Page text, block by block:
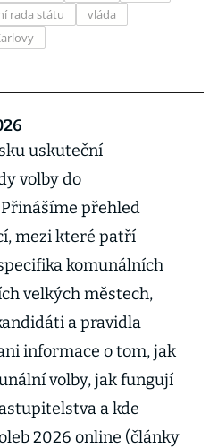
rada státu
vláda
uskuteční
volby do
přehled
mezi které patří
komunálních
velkých městech,
a pravidla
informace o tom, jak
volby, jak fungují
a kde
2026 online (články